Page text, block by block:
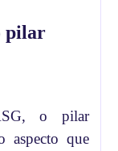
pilar
o pilar
aspecto que